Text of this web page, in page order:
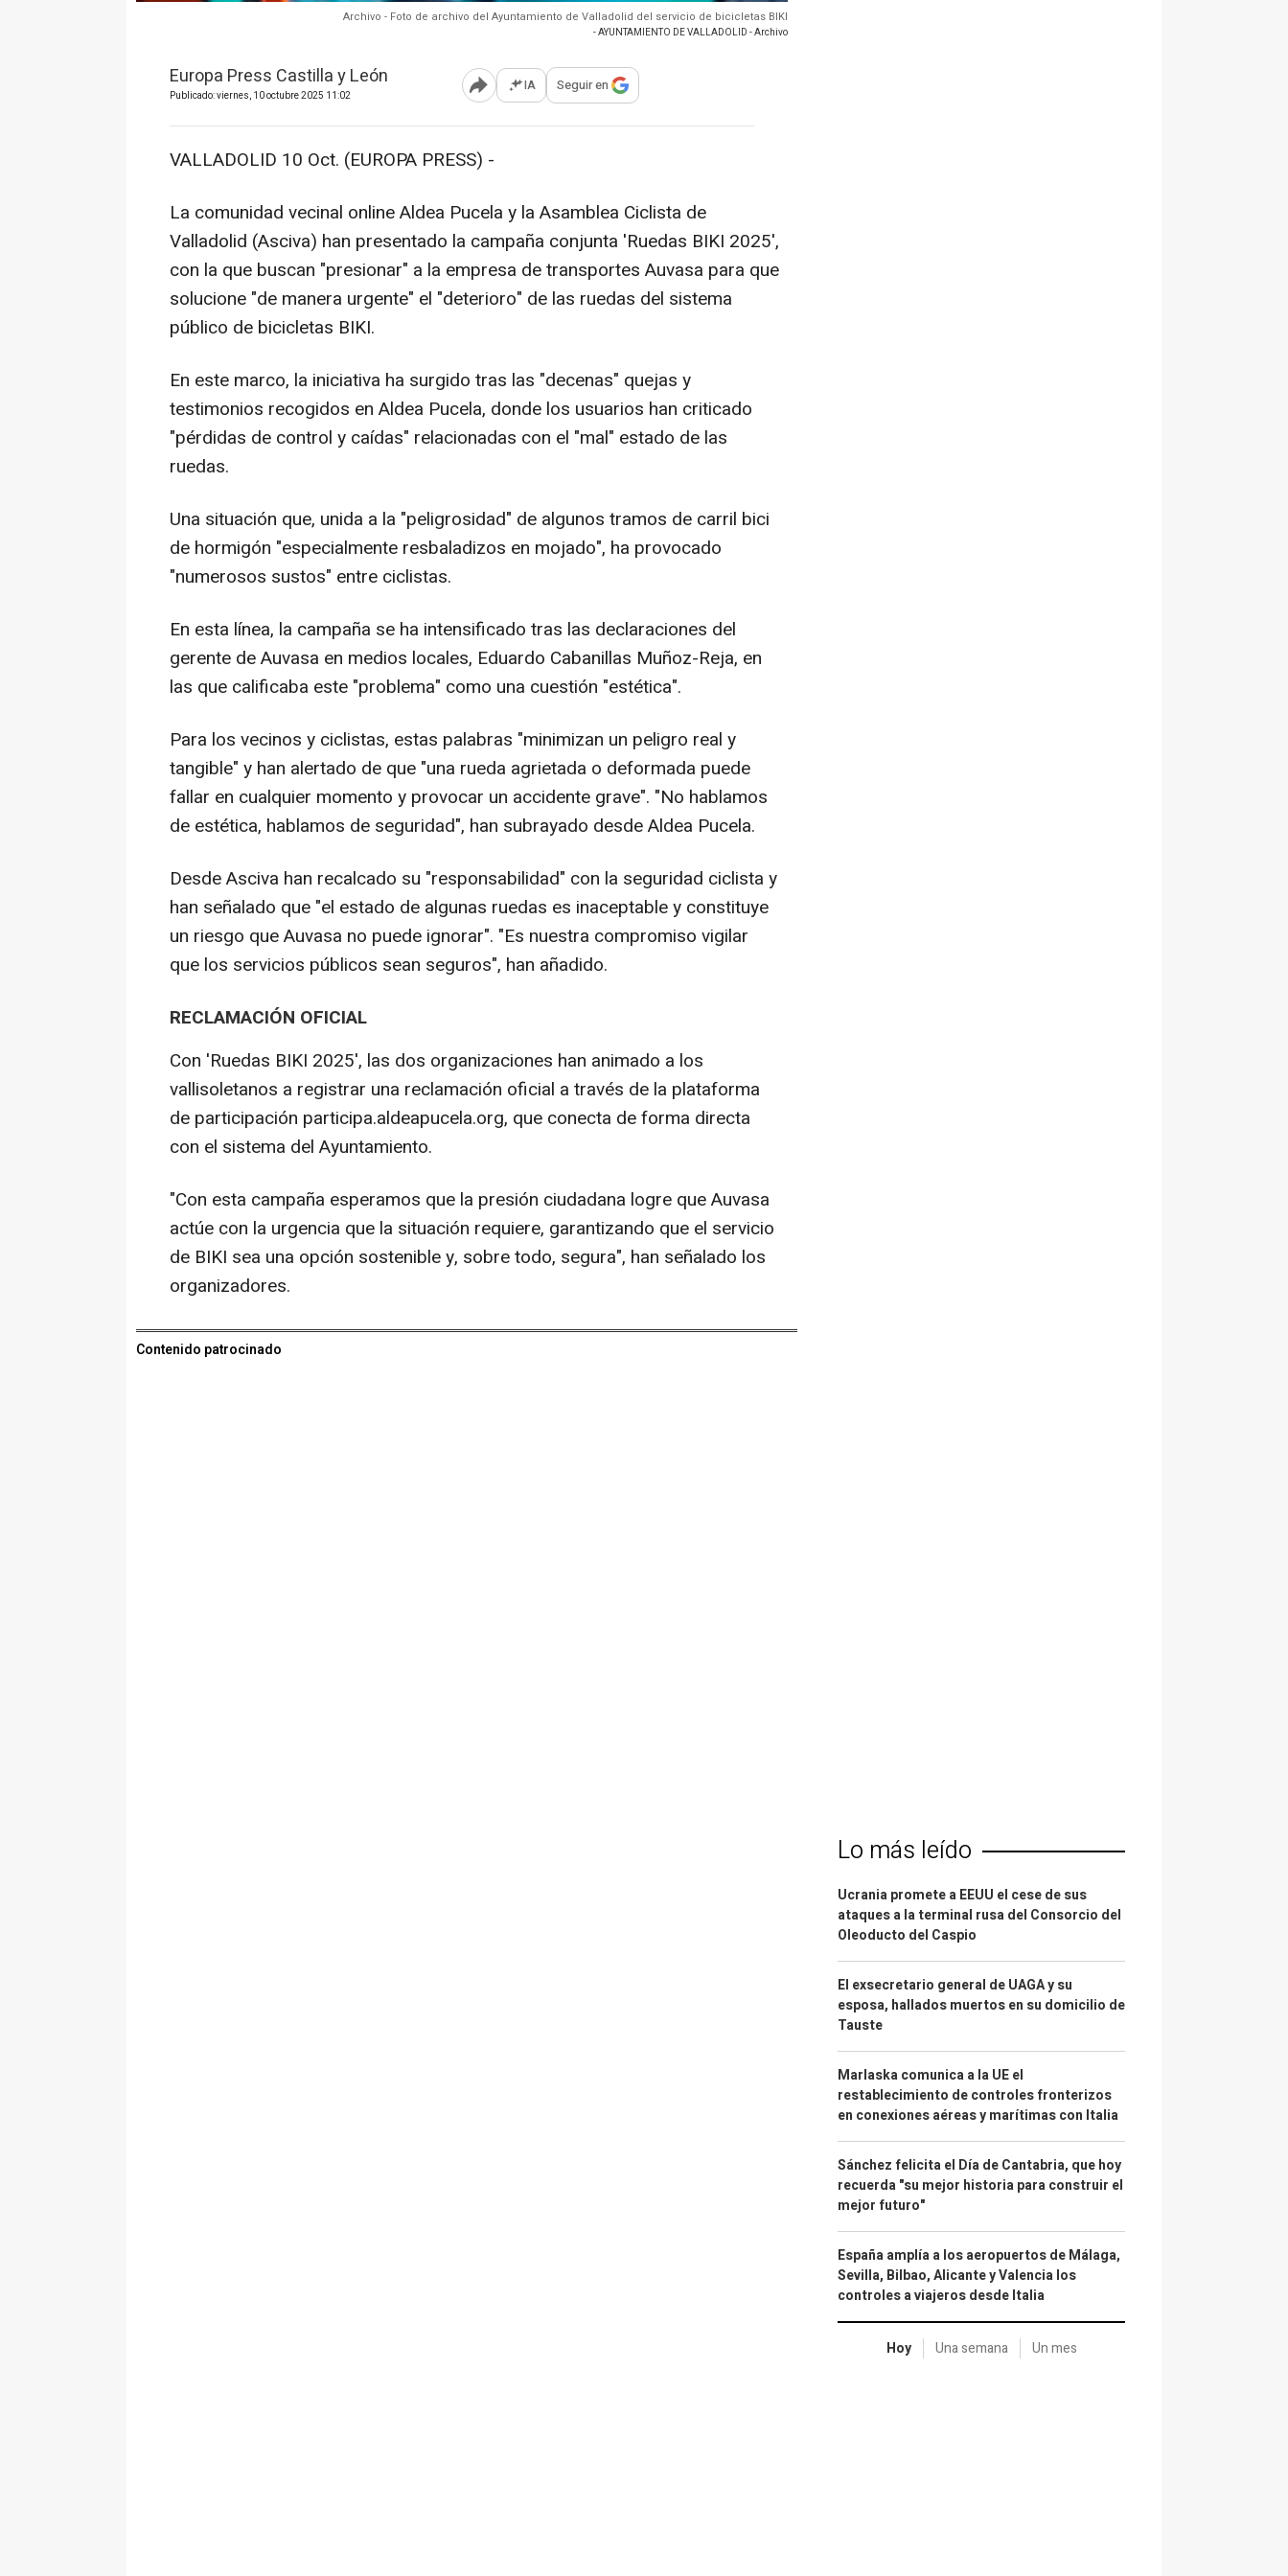
Archivo - Foto de archivo del Ayuntamiento de Valladolid del servicio de bicicletas BIKI
- AYUNTAMIENTO DE VALLADOLID - Archivo
Europa Press Castilla y León
Publicado: viernes, 10 octubre 2025 11:02 Abrir opciones para compartir
IA Seguir en
VALLADOLID 10 Oct. (EUROPA PRESS) -
La comunidad vecinal online Aldea Pucela y la Asamblea Ciclista de
Valladolid (Asciva) han presentado la campaña conjunta 'Ruedas BIKI 2025',
con la que buscan "presionar" a la empresa de transportes Auvasa para que
solucione "de manera urgente" el "deterioro" de las ruedas del sistema
público de bicicletas BIKI.
En este marco, la iniciativa ha surgido tras las "decenas" quejas y
testimonios recogidos en Aldea Pucela, donde los usuarios han criticado
"pérdidas de control y caídas" relacionadas con el "mal" estado de las
ruedas.
Una situación que, unida a la "peligrosidad" de algunos tramos de carril bici
de hormigón "especialmente resbaladizos en mojado", ha provocado
"numerosos sustos" entre ciclistas.
En esta línea, la campaña se ha intensificado tras las declaraciones del
gerente de Auvasa en medios locales, Eduardo Cabanillas Muñoz-Reja, en
las que calificaba este "problema" como una cuestión "estética".
Para los vecinos y ciclistas, estas palabras "minimizan un peligro real y
tangible" y han alertado de que "una rueda agrietada o deformada puede
fallar en cualquier momento y provocar un accidente grave". "No hablamos
de estética, hablamos de seguridad", han subrayado desde Aldea Pucela.
Desde Asciva han recalcado su "responsabilidad" con la seguridad ciclista y
han señalado que "el estado de algunas ruedas es inaceptable y constituye
un riesgo que Auvasa no puede ignorar". "Es nuestra compromiso vigilar
que los servicios públicos sean seguros", han añadido.
RECLAMACIÓN OFICIAL
Con 'Ruedas BIKI 2025', las dos organizaciones han animado a los
vallisoletanos a registrar una reclamación oficial a través de la plataforma
de participación participa.aldeapucela.org, que conecta de forma directa
con el sistema del Ayuntamiento.
"Con esta campaña esperamos que la presión ciudadana logre que Auvasa
actúe con la urgencia que la situación requiere, garantizando que el servicio
de BIKI sea una opción sostenible y, sobre todo, segura", han señalado los
organizadores.
Contenido patrocinado
Lo más leído
Ucrania promete a EEUU el cese de sus
ataques a la terminal rusa del Consorcio del
Oleoducto del Caspio
El exsecretario general de UAGA y su
esposa, hallados muertos en su domicilio de
Tauste
Marlaska comunica a la UE el
restablecimiento de controles fronterizos
en conexiones aéreas y marítimas con Italia
Sánchez felicita el Día de Cantabria, que hoy
recuerda "su mejor historia para construir el
mejor futuro"
España amplía a los aeropuertos de Málaga,
Sevilla, Bilbao, Alicante y Valencia los
controles a viajeros desde Italia
Hoy Una semana Un mes